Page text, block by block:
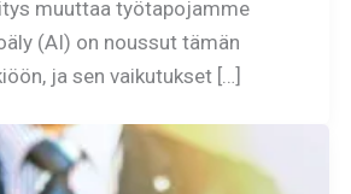
muuttaa työtapojamme
(AI) on noussut tämän
ja sen vaikutukset […]